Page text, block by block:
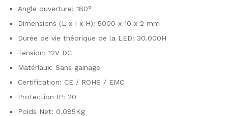
Angle ouverture: 180°
Dimensions (L x I x H): 5000 x 10 x 2 mm
Durée de vie théorique de la LED: 30.000H
Tension: 12V DC
Matériaux: Sans gainage
Certification: CE / ROHS / EMC
Protection IP: 20
Poids Net: 0.085Kg